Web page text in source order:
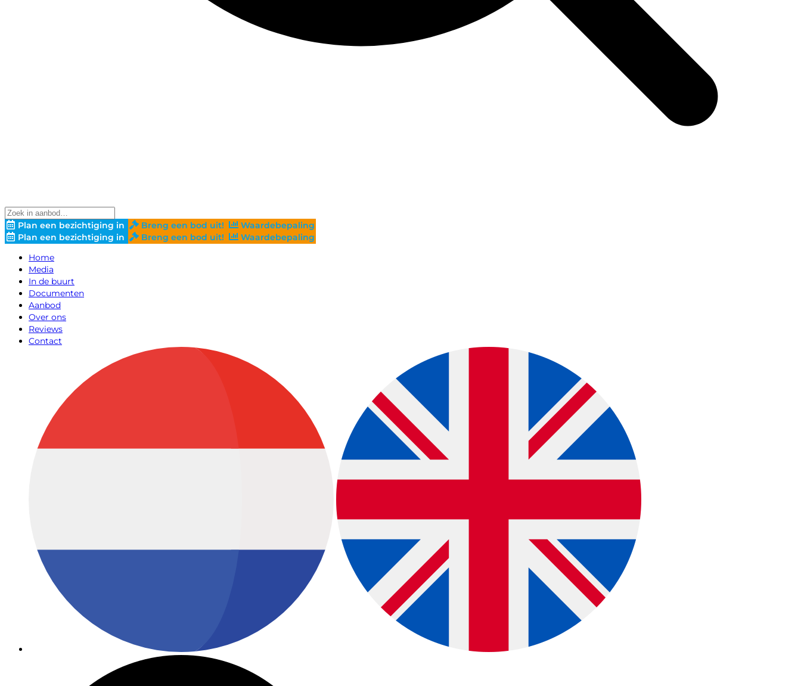
Plan een bezichtiging in Breng een bod uit!
Waardebepaling
Plan een bezichtiging in
Breng een bod uit!
Waardebepaling
Home
Media
In de buurt
Documenten
Aanbod
Over ons
Reviews
Contact